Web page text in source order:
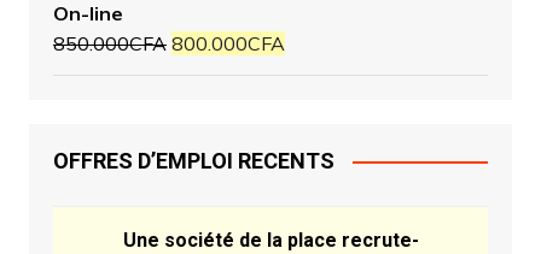
On-line
850.000CFA 800.000CFA
OFFRES D’EMPLOI RECENTS
Une société de la place recrute-